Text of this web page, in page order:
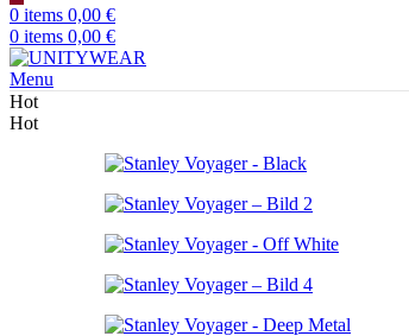
0 items 0,00 €
0 items 0,00 €
Menu
Hot
Hot